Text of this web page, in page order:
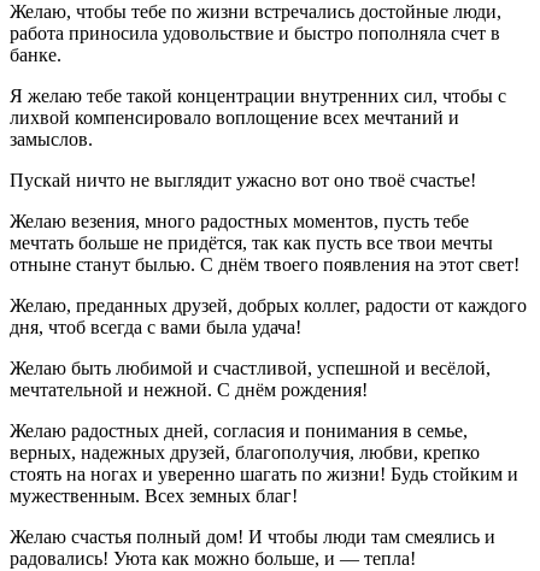
Желаю, чтобы тебе по жизни встречались достойные люди,
работа приносила удовольствие и быстро пополняла счет в
банке.
Я желаю тебе такой концентрации внутренних сил, чтобы с
лихвой компенсировало воплощение всех мечтаний и
замыслов.
Пускай ничто не выглядит ужасно вот оно твоё счастье!
Желаю везения, много радостных моментов, пусть тебе
мечтать больше не придётся, так как пусть все твои мечты
отныне станут былью. С днём твоего появления на этот свет!
Желаю, преданных друзей, добрых коллег, радости от каждого
дня, чтоб всегда с вами была удача!
Желаю быть любимой и счастливой, успешной и весёлой,
мечтательной и нежной. С днём рождения!
Желаю радостных дней, согласия и понимания в семье,
верных, надежных друзей, благополучия, любви, крепко
стоять на ногах и уверенно шагать по жизни! Будь стойким и
мужественным. Всех земных благ!
Желаю счастья полный дом! И чтобы люди там смеялись и
радовались! Уюта как можно больше, и — тепла!